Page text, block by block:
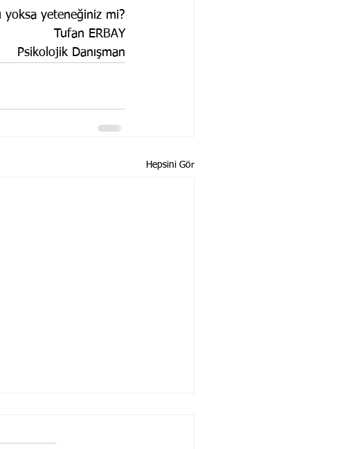
yoksa yeteneğiniz mi?
Tufan ERBAY
Psikolojik Danışman
Hepsini Gör